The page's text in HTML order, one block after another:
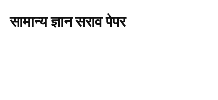
सामान्य ज्ञान सराव पेपर